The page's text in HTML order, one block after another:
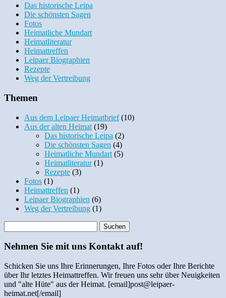
Das historische Leipa
Die schönsten Sagen
Fotos
Heimatliche Mundart
Heimatliteratur
Heimattreffen
Leipaer Biographien
Rezepte
Weg der Vertreibung
Themen
Aus dem Leipaer Heimatbrief(10)
Aus der alten Heimat (19)
Das historische Leipa (2)
Die schönsten Sagen (4)
Heimatliche Mundart (5)
Heimatliteratur(1)
Rezepte (3)
Fotos (1)
Heimattreffen (1)
Leipaer Biographien (6)
Weg der Vertreibung (1)
Nehmen Sie mit uns Kontakt auf!
Schicken Sie uns Ihre Erinnerungen, Ihre Fotos oder Ihre Berichte
über Ihr letztes Heimattreffen. Wir freuen uns sehr über Neuigkeiten
und "alte Hüte" aus der Heimat. [email]post@leipaer-
heimat.net[/email]